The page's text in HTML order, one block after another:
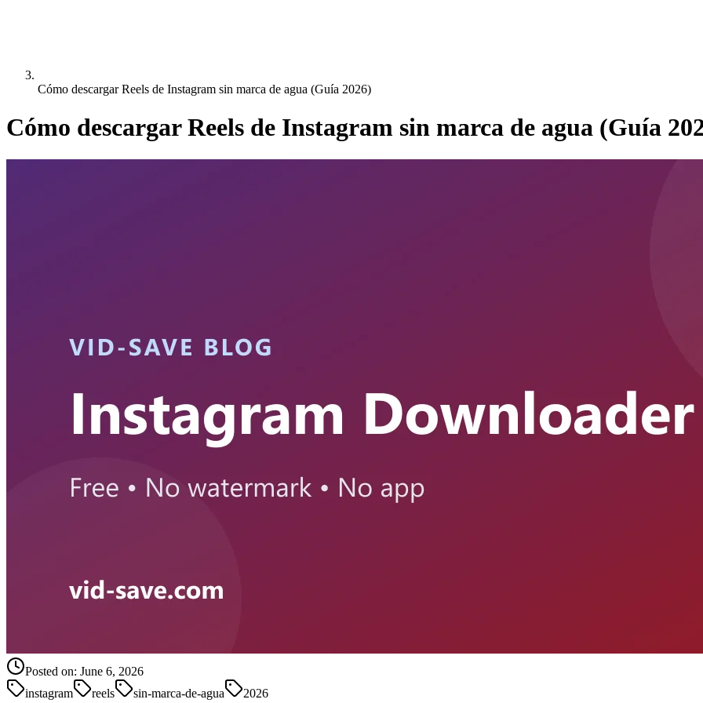
Cómo descargar Reels de Instagram sin marca de agua (Guía 2026)
Cómo descargar Reels de Instagram sin marca de agua (Guía
Posted on: June 6, 2026
instagram
reels sin-marca-de-agua 2026